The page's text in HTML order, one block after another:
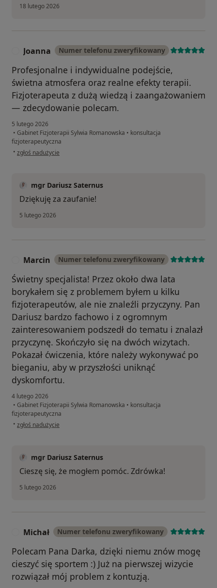
18 lutego 2026
Joanna Numer telefonu zweryfikowany
Profesjonalne i indywidualne podejście,
świetna atmosfera oraz realne efekty terapii.
Fizjoterapeuta z dużą wiedzą i zaangażowaniem
— zdecydowanie polecam.
5 lutego 2026
• Gabinet Fizjoterapii Sylwia Romanowska • konsultacja
fizjoterapeutyczna
• w opinii użytkownika Joanna
zgłoś nadużycie
mgr Dariusz Saternus
Dziękuję za zaufanie!
5 lutego 2026
Marcin Numer telefonu zweryfikowany
Świetny specjalista! Przez około dwa lata
borykałem się z problemem byłem u kilku
fizjoterapeutów, ale nie znaleźli przyczyny. Pan
Dariusz bardzo fachowo i z ogromnym
zainteresowaniem podszedł do tematu i znalazł
przyczynę. Skończyło się na dwóch wizytach.
Pokazał ćwiczenia, które należy wykonywać po
bieganiu, aby w przyszłości uniknąć
dyskomfortu.
4 lutego 2026
• Gabinet Fizjoterapii Sylwia Romanowska • konsultacja
fizjoterapeutyczna
• w opinii użytkownika Marcin
zgłoś nadużycie
mgr Dariusz Saternus
Cieszę się, że mogłem pomóc. Zdrówka!
5 lutego 2026
Michał Numer telefonu zweryfikowany
Polecam Pana Darka, dzięki niemu znów mogę
cieszyć się sportem :) Już na pierwszej wizycie
rozwiązał mój problem z kontuzją.